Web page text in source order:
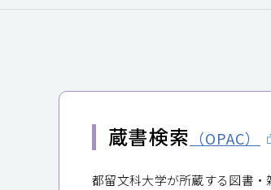
蔵書検索 （OPAC）
都留文科大学が所蔵する図書・